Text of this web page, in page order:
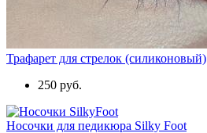
Трафарет для стрелок (силиконовый)
250 руб.
Носочки для педикюра Silky Foot